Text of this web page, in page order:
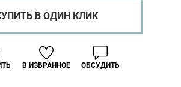
В ОДИН КЛИК
В ИЗБРАННОЕ ОБСУДИТЬ